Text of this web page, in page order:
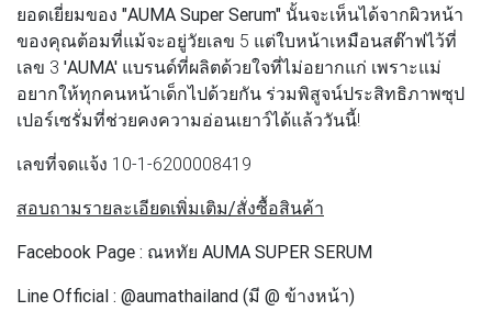
ยอดเยี่ยมของ "AUMA Super Serum" นั้นจะเห็นได้จากผิวหน้า
ของคุณต้อมที่แม้จะอยู่วัยเลข 5 แต่ใบหน้าเหมือนสต๊าฟไว้ที่
เลข 3 'AUMA' แบรนด์ที่ผลิตด้วยใจที่ไม่อยากแก่ เพราะแม่
อยากให้ทุกคนหน้าเด็กไปด้วยกัน ร่วมพิสูจน์ประสิทธิภาพซุป
เปอร์เซรั่มที่ช่วยคงความอ่อนเยาว์ได้แล้ววันนี้!
เลขที่จดแจ้ง 10-1-6200008419
สอบถามรายละเอียดเพิ่มเติม/สั่งซื้อสินค้า
Facebook Page : ณหทัย AUMA SUPER SERUM
Line Official : @aumathailand (มี @ ข้างหน้า)